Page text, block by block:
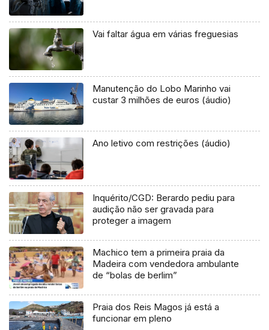
Vai faltar água em várias freguesias
Manutenção do Lobo Marinho vai
custar 3 milhões de euros (áudio)
Ano letivo com restrições (áudio)
Inquérito/CGD: Berardo pediu para
audição não ser gravada para
proteger a imagem
Machico tem a primeira praia da
Madeira com vendedora ambulante
de “bolas de berlim”
Praia dos Reis Magos já está a
funcionar em pleno